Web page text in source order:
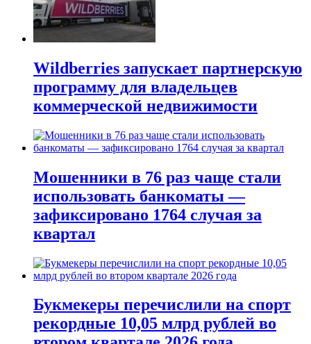
Wildberries запускает партнерскую
программу для владельцев
коммерческой недвижимости
Мошенники в 76 раз чаще стали
использовать банкоматы —
зафиксировано 1764 случая за
квартал
Букмекеры перечислили на спорт
рекордные 10,05 млрд рублей во